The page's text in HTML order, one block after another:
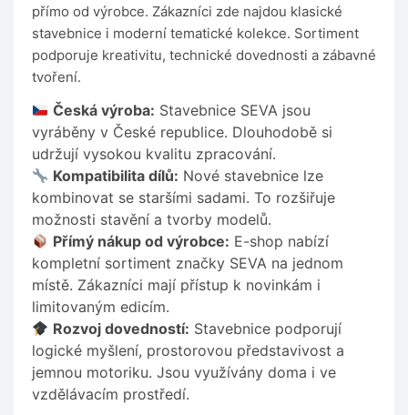
přímo od výrobce. Zákazníci zde najdou klasické
stavebnice i moderní tematické kolekce. Sortiment
podporuje kreativitu, technické dovednosti a zábavné
tvoření.
Česká výroba: Stavebnice SEVA jsou
vyráběny v České republice. Dlouhodobě si
udržují vysokou kvalitu zpracování.
Kompatibilita dílů: Nové stavebnice lze
kombinovat se staršími sadami. To rozšiřuje
možnosti stavění a tvorby modelů.
Přímý nákup od výrobce: E-shop nabízí
kompletní sortiment značky SEVA na jednom
místě. Zákazníci mají přístup k novinkám i
limitovaným edicím.
Rozvoj dovedností: Stavebnice podporují
logické myšlení, prostorovou představivost a
jemnou motoriku. Jsou využívány doma i ve
vzdělávacím prostředí.